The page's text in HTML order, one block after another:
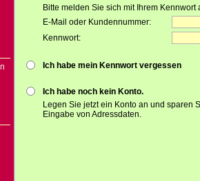
Bitte melden Sie sich mit Ihrem Kennwort
E-Mail oder Kundennummer:
Kennwort:
Ich habe mein Kennwort vergessen
Ich habe noch kein Konto.
Legen Sie jetzt ein Konto an und sparen
Eingabe von Adressdaten.